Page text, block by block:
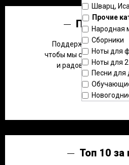
Шварц,
Прочие
Народная
Сборники
Ноты для
Ноты для
Песни для
Помощь
Поддержите наш
чтобы мы смогли
и радовать вас
Топ 10 за